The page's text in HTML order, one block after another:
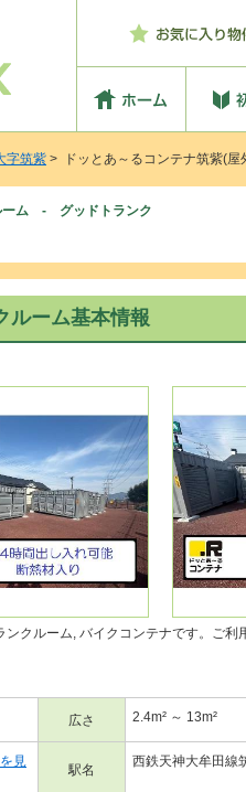
字筑紫 > ドッとあ～るコンテナ筑紫(屋
ーム - グッドトランク
ルーム基本情報
ンクルーム バイクコンテナです。ご利
広さ 2.4m² ～ 13m²
見
駅名
西鉄天神大牟田線